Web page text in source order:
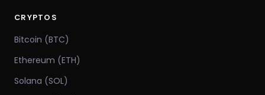
CRYPTOS
Bitcoin (BTC)
Ethereum (ETH)
Solana (SOL)